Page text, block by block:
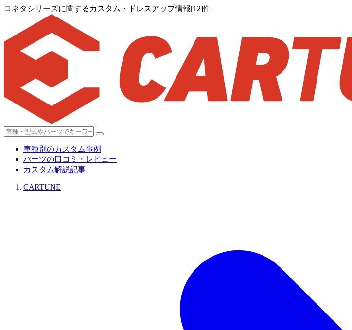
コネタシリーズに関するカスタム・ドレスアップ情報[12]件
車種別のカスタム事例
パーツの口コミ・レビュー
カスタム解説記事
CARTUNE